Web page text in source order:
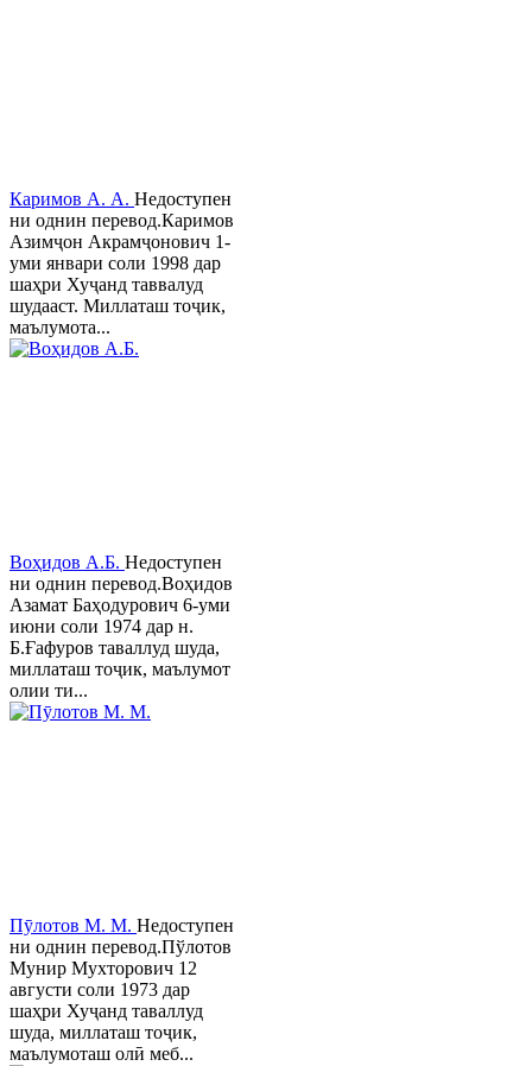
Каримов А. А. Недоступен
ни однин перевод.Каримов
Азимҷон Акрамҷонович 1-
уми январи соли 1998 дар
шаҳри Хуҷанд таввалуд
шудааст. Миллаташ тоҷик,
маълумота...
Воҳидов А.Б. Недоступен
ни однин перевод.Воҳидов
Азамат Баҳодурович 6-уми
июни соли 1974 дар н.
Б.Ғафуров таваллуд шуда,
миллаташ тоҷик, маълумот
олии ти...
Пӯлотов М. М. Недоступен
ни однин перевод.Пўлотов
Мунир Мухторович 12
августи соли 1973 дар
шаҳри Хуҷанд таваллуд
шуда, миллаташ тоҷик,
маълумоташ олӣ меб...